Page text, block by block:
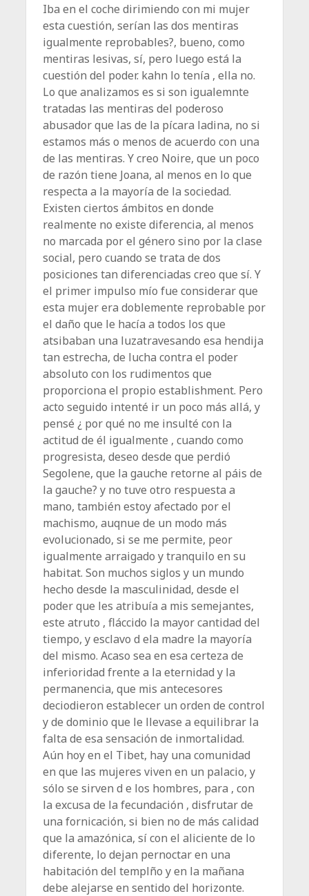
Iba en el coche dirimiendo con mi mujer
esta cuestión, serían las dos mentiras
igualmente reprobables?, bueno, como
mentiras lesivas, sí, pero luego está la
cuestión del poder. kahn lo tenía , ella no.
Lo que analizamos es si son igualemnte
tratadas las mentiras del poderoso
abusador que las de la pícara ladina, no si
estamos más o menos de acuerdo con una
de las mentiras. Y creo Noire, que un poco
de razón tiene Joana, al menos en lo que
respecta a la mayoría de la sociedad.
Existen ciertos ámbitos en donde
realmente no existe diferencia, al menos
no marcada por el género sino por la clase
social, pero cuando se trata de dos
posiciones tan diferenciadas creo que sí. Y
el primer impulso mío fue considerar que
esta mujer era doblemente reprobable por
el daño que le hacía a todos los que
atsibaban una luzatravesando esa hendija
tan estrecha, de lucha contra el poder
absoluto con los rudimentos que
proporciona el propio establishment. Pero
acto seguido intenté ir un poco más allá, y
pensé ¿ por qué no me insulté con la
actitud de él igualmente , cuando como
progresista, deseo desde que perdió
Segolene, que la gauche retorne al páis de
la gauche? y no tuve otro respuesta a
mano, también estoy afectado por el
machismo, auqnue de un modo más
evolucionado, si se me permite, peor
igualmente arraigado y tranquilo en su
habitat. Son muchos siglos y un mundo
hecho desde la masculinidad, desde el
poder que les atribuía a mis semejantes,
este atruto , fláccido la mayor cantidad del
tiempo, y esclavo d ela madre la mayoría
del mismo. Acaso sea en esa certeza de
inferioridad frente a la eternidad y la
permanencia, que mis antecesores
deciodieron establecer un orden de control
y de dominio que le llevase a equilibrar la
falta de esa sensación de inmortalidad.
Aún hoy en el Tibet, hay una comunidad
en que las mujeres viven en un palacio, y
sólo se sirven d e los hombres, para , con
la excusa de la fecundación , disfrutar de
una fornicación, si bien no de más calidad
que la amazónica, sí con el aliciente de lo
diferente, lo dejan pernoctar en una
habitación del templño y en la mañana
debe alejarse en sentido del horizonte.